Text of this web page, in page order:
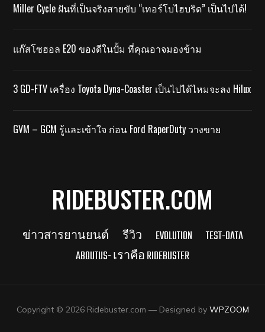
Miller Cycle ฝันที่เป็นจริงสายขับ “เทอร์โบไฮบริด” เป็นไปได้!
แก๊สโซฮอล E20 ของดีในปั้ม ที่คุณอาจมองข้าม
3 GD-FTV เครื่อง Toyota Dyna-Coaster เป็นไปได้ไหมจะลง Hilux
GVM – GCM รู้และเข้าใจ ก่อน Ford RaperDuty วางขาย
RIDEBUSTER.COM
ข่าวสารยานยนต์ รีวิว EVOLUTION
TEST-DATA
ABOUTUS- เราคือ RIDEBUSTER
Copyright © 2026 Ridebuster.com — Designed by WPZOOM